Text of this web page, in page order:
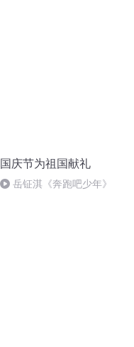
国庆节为祖国献礼
岳钲淇《奔跑吧少年》